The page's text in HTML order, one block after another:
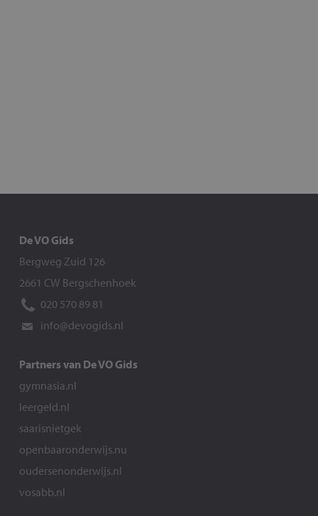
De VO Gids
Bergweg Zuid 126
2661 CW Bergschenhoek
020 570 89 81
info@devogids.nl
Partners van De VO Gids
gymnasia.nl
leergeld.nl
saarisnietgek
openbaaronderwijs.nu
oudersenonderwijs.nl
vosabb.nl